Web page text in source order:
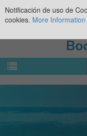
Notificación de uso de
cookies. More